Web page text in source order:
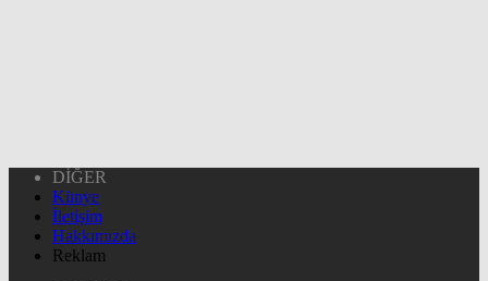
DİĞER
Künye
İletişim
Hakkımızda
Reklam